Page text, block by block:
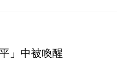
」中被喚醒